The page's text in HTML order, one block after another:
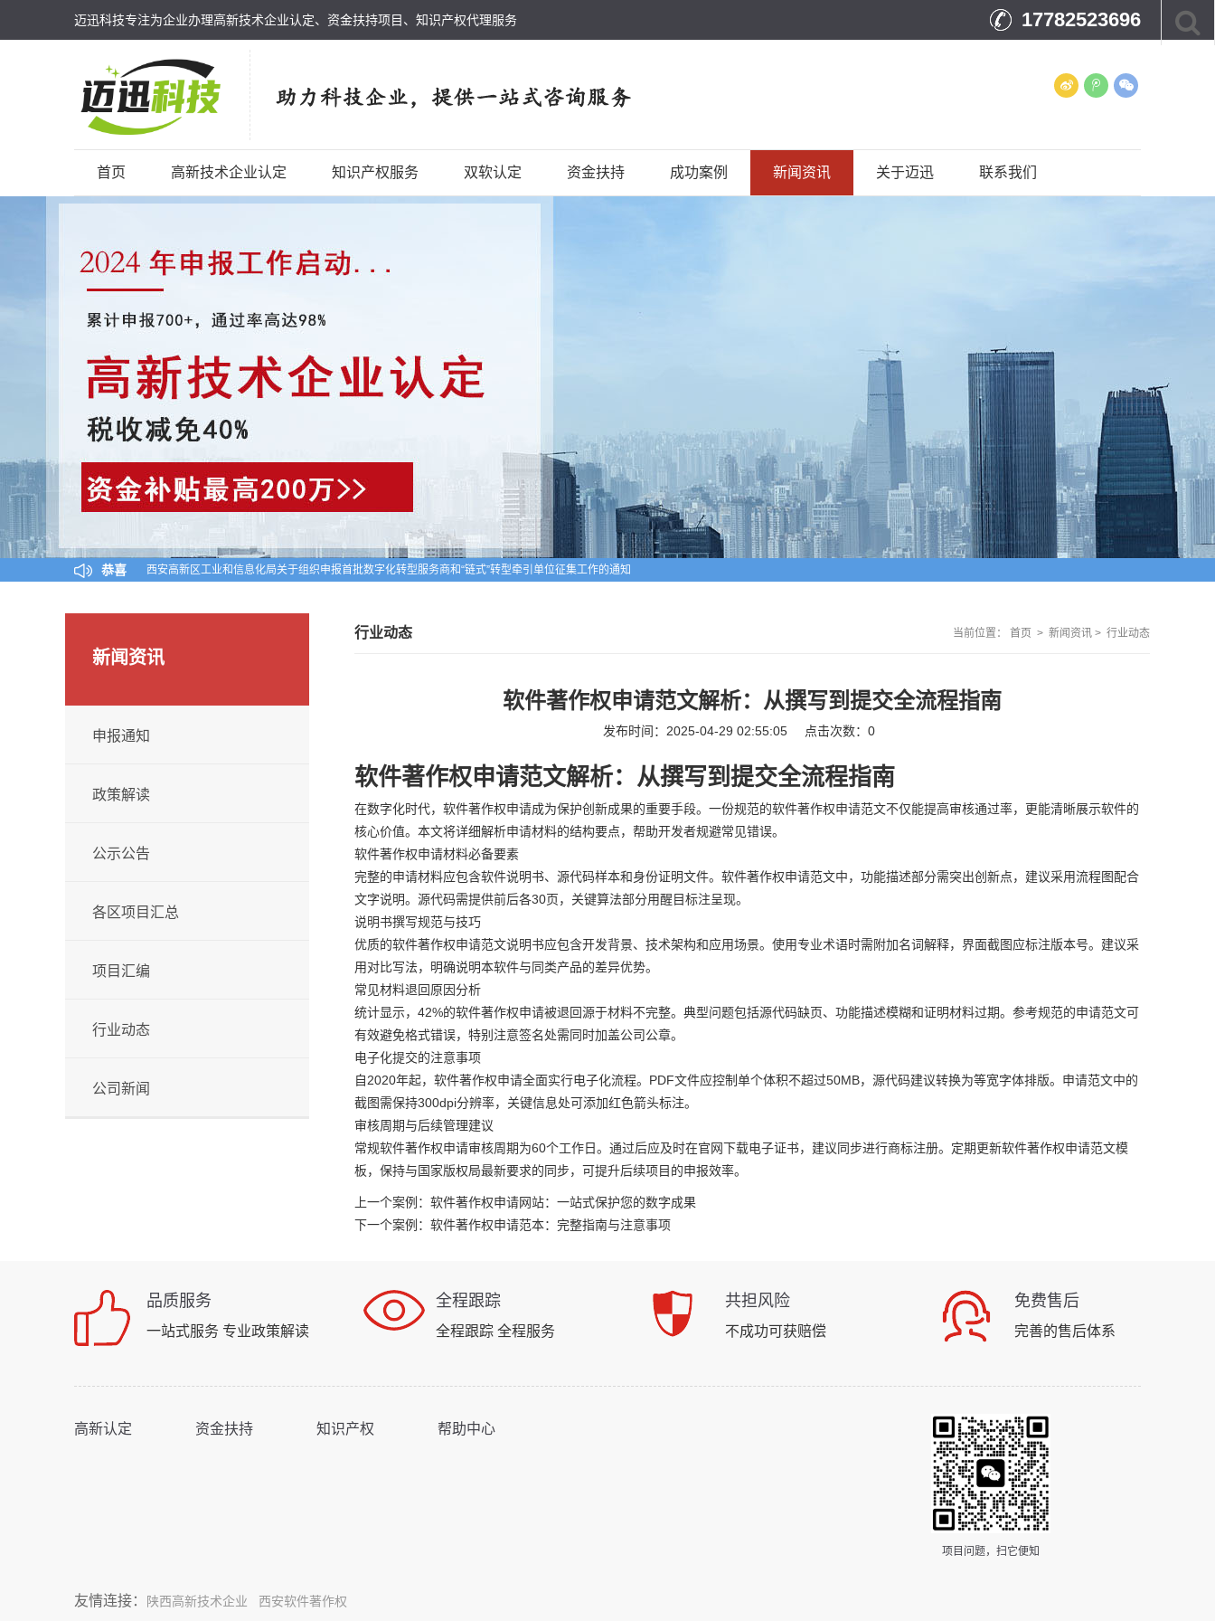
迈迅科技专注为企业办理高新技术企业认定、资金扶持项目、知识产权代理服务 17782523696
首页 高新技术企业认定 知识产权服务 双软认定 资金扶持 成功案例 新闻资讯 关于迈迅 联系我们
恭喜
西安高新区工业和信息化局关于组织申报首批数字化转型服务商和“链式”转型牵引单位征集工作的通知
对陕西省认定机构2025年认定报备的第一批高新技术企业进行备案的公告
当前位置：
首页 > 新闻资讯 > 行业动态
行业动态
软件著作权申请范文解析：从撰写到提交全流程指南
发布时间：2025-04-29 02:55:05 点击次数： 0
软件著作权申请范文解析：从撰写到提交全流程指南
在数字化时代，软件著作权申请成为保护创新成果的重要手段。一份规范的软件著作权申请范文不仅能提高审核通过率，更能清晰展示软件的
核心价值。本文将详细解析申请材料的结构要点，帮助开发者规避常见错误。
软件著作权申请材料必备要素
完整的申请材料应包含软件说明书、源代码样本和身份证明文件。软件著作权申请范文中，功能描述部分需突出创新点，建议采用流程图配合
文字说明。源代码需提供前后各30页，关键算法部分用醒目标注呈现。
说明书撰写规范与技巧
优质的软件著作权申请范文说明书应包含开发背景、技术架构和应用场景。使用专业术语时需附加名词解释，界面截图应标注版本号。建议采
用对比写法，明确说明本软件与同类产品的差异优势。
常见材料退回原因分析
统计显示，42%的软件著作权申请被退回源于材料不完整。典型问题包括源代码缺页、功能描述模糊和证明材料过期。参考规范的申请范文可
有效避免格式错误，特别注意签名处需同时加盖公司公章。
电子化提交的注意事项
自2020年起，软件著作权申请全面实行电子化流程。PDF文件应控制单个体积不超过50MB，源代码建议转换为等宽字体排版。申请范文中的
截图需保持300dpi分辨率，关键信息处可添加红色箭头标注。
审核周期与后续管理建议
常规软件著作权申请审核周期为60个工作日。通过后应及时在官网下载电子证书，建议同步进行商标注册。定期更新软件著作权申请范文模
板，保持与国家版权局最新要求的同步，可提升后续项目的申报效率。
上一个案例： 软件著作权申请网站：一站式保护您的数字成果
下一个案例： 软件著作权申请范本：完整指南与注意事项
新闻资讯
申报通知
政策解读
公示公告
各区项目汇总
项目汇编
行业动态
公司新闻
品质服务
一站式服务 专业政策解读
全程跟踪
全程跟踪 全程服务
共担风险
不成功可获赔偿
免费售后
完善的售后体系
高新认定 资金扶持 知识产权 帮助中心
项目问题，扫它便知
友情连接： 陕西高新技术企业 西安软件著作权